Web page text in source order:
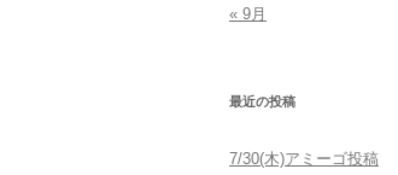
« 9月
最近の投稿
7/30(木)アミーゴ投稿